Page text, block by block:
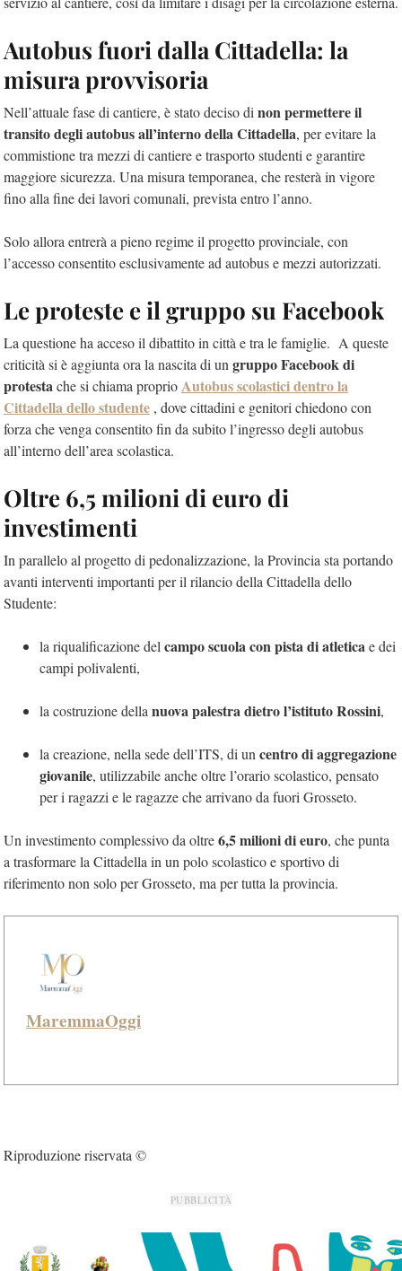
Autobus fuori dalla Cittadella: la
misura provvisoria
Nell’attuale fase di cantiere, è stato deciso di non permettere il
transito degli autobus all’interno della Cittadella, per evitare la
commistione tra mezzi di cantiere e trasporto studenti e garantire
maggiore sicurezza. Una misura temporanea, che resterà in vigore
fino alla fine dei lavori comunali, prevista entro l’anno.
Solo allora entrerà a pieno regime il progetto provinciale, con
l’accesso consentito esclusivamente ad autobus e mezzi autorizzati.
Le proteste e il gruppo su Facebook
La questione ha acceso il dibattito in città e tra le famiglie. A queste
criticità si è aggiunta ora la nascita di un gruppo Facebook di
protestache si chiama proprioAutobus scolastici dentro la
Cittadella dello studente , dove cittadini e genitori chiedono con
forza che venga consentito fin da subito l’ingresso degli autobus
all’interno dell’area scolastica.
Oltre 6,5 milioni di euro di
investimenti
In parallelo al progetto di pedonalizzazione, la Provincia sta portando
avanti interventi importanti per il rilancio della Cittadella dello
Studente:
la riqualificazione del campo scuola con pista di atleticae dei
campi polivalenti,
la costruzione della nuova palestra dietro l’istituto Rossini,
la creazione, nella sede dell’ITS, di un centro di aggregazione
giovanile, utilizzabile anche oltre l’orario scolastico, pensato
per i ragazzi e le ragazze che arrivano da fuori Grosseto.
Un investimento complessivo da oltre6,5 milioni di euro, che punta
a trasformare la Cittadella in un polo scolastico e sportivo di
riferimento non solo per Grosseto, ma per tutta la provincia.
MaremmaOggi
Riproduzione riservata ©
PUBBLICITÀ